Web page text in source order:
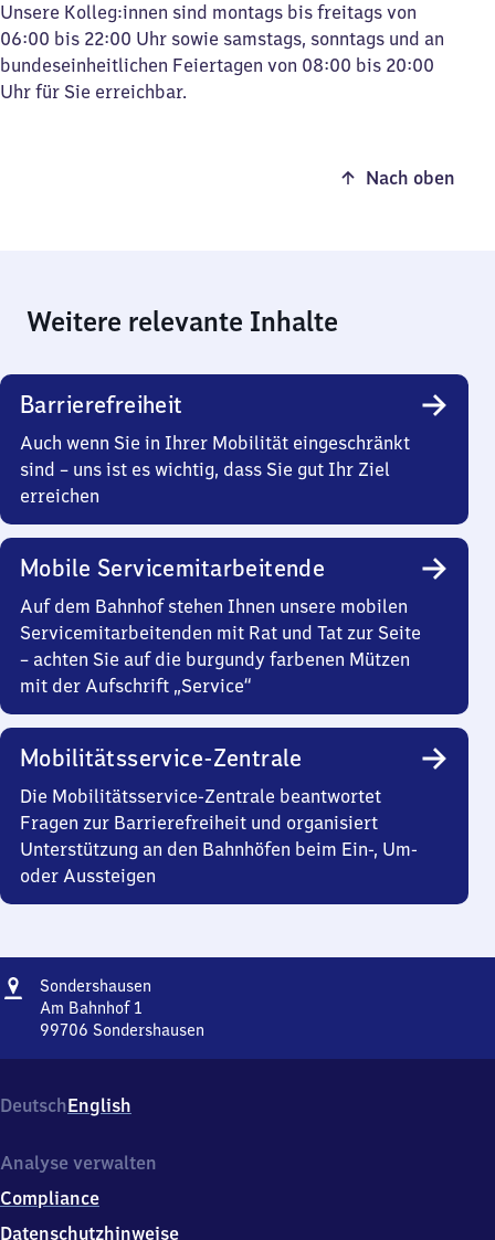
Unsere Kolleg:innen sind montags bis freitags von
06:00 bis 22:00 Uhr sowie samstags, sonntags und an
bundeseinheitlichen Feiertagen von 08:00 bis 20:00
Uhr für Sie erreichbar.
Nach oben
Weitere relevante Inhalte
Barrierefreiheit
Auch wenn Sie in Ihrer Mobilität eingeschränkt
sind – uns ist es wichtig, dass Sie gut Ihr Ziel
erreichen
Mobile Servicemitarbeitende
Auf dem Bahnhof stehen Ihnen unsere mobilen
Servicemitarbeitenden mit Rat und Tat zur Seite
– achten Sie auf die burgundy farbenen Mützen
mit der Aufschrift „Service“
Mobilitätsservice-Zentrale
Die Mobilitätsservice-Zentrale beantwortet
Fragen zur Barrierefreiheit und organisiert
Unterstützung an den Bahnhöfen beim Ein-, Um-
oder Aussteigen
Adresse
Sondershausen
Am Bahnhof 1
99706 Sondershausen
Bahnhof
1,
9
0
6
DeutschEnglish
Analyse verwalten
Compliance
Datenschutzhinweise